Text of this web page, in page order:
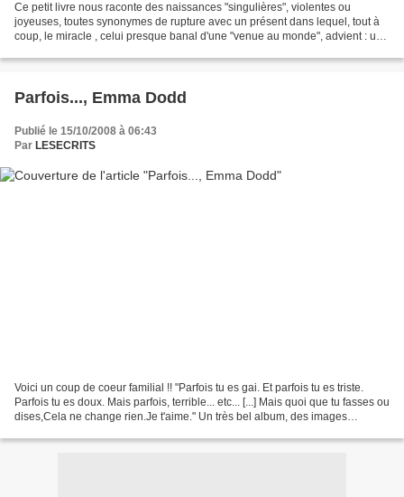
Ce petit livre nous raconte des naissances "singulières", violentes ou
joyeuses, toutes synonymes de rupture avec un présent dans lequel, tout à
coup, le miracle , celui presque banal d'une "venue au monde", advient : un
Parfois..., Emma Dodd
Publié le 15/10/2008 à 06:43
Par LESECRITS
Voici un coup de coeur familial !! "Parfois tu es gai. Et parfois tu es triste.
Parfois tu es doux. Mais parfois, terrible... etc... [...] Mais quoi que tu fasses ou
dises,Cela ne change rien.Je t'aime." Un très bel album, des images